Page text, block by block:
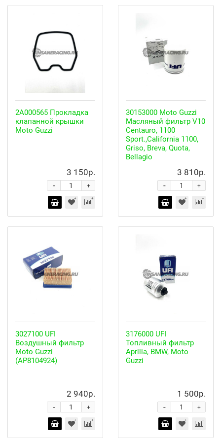
2A000565 Прокладка
клапанной крышки
Moto Guzzi
3 150р.
+
-
30153000 Moto Guzzi
Масляный фильтр V10
Centauro, 1100
Sport.,California 1100,
Griso, Breva, Quota,
Bellagio
3 810р.
+
-
3027100 UFI
Воздушный фильтр
Moto Guzzi
(AP8104924)
2 940р.
+
-
3176000 UFI
Топливный фильтр
Aprilia, BMW, Moto
Guzzi
1 500р.
+
-